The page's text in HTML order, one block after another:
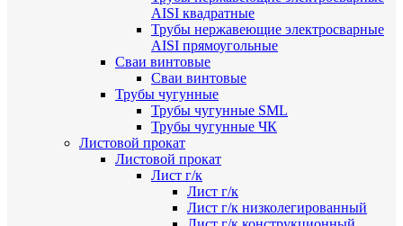
AISI квадратные
Трубы нержавеющие электросварные
AISI прямоугольные
Сваи винтовые
Сваи винтовые
Трубы чугунные
Трубы чугунные SML
Трубы чугунные ЧК
Листовой прокат
Листовой прокат
Лист г/к
Лист г/к
Лист г/к низколегированный